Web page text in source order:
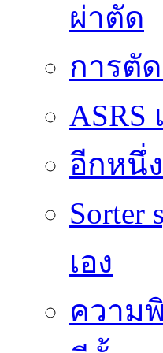
ผ่าตัด
การตั
อีกหนึ่
เอง
ความ